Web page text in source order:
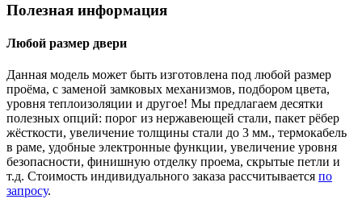
Полезная информация
Любой размер двери
Данная модель может быть изготовлена под любой размер
проёма, с заменой замковых механизмов, подбором цвета,
уровня теплоизоляции и другое! Мы предлагаем десятки
полезных опций: порог из нержавеющей стали, пакет рёбер
жёсткости, увеличение толщины стали до 3 мм., термокабель
в раме, удобные электронные функции, увеличение уровня
безопасности, финишную отделку проема, скрытые петли и
т.д. Стоимость индивидуального заказа рассчитывается по
запросу.